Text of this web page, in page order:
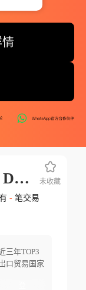
情
International Trading Dept.rail S.r.l.
-笔交易
三年TOP3
口贸易国家
未收藏